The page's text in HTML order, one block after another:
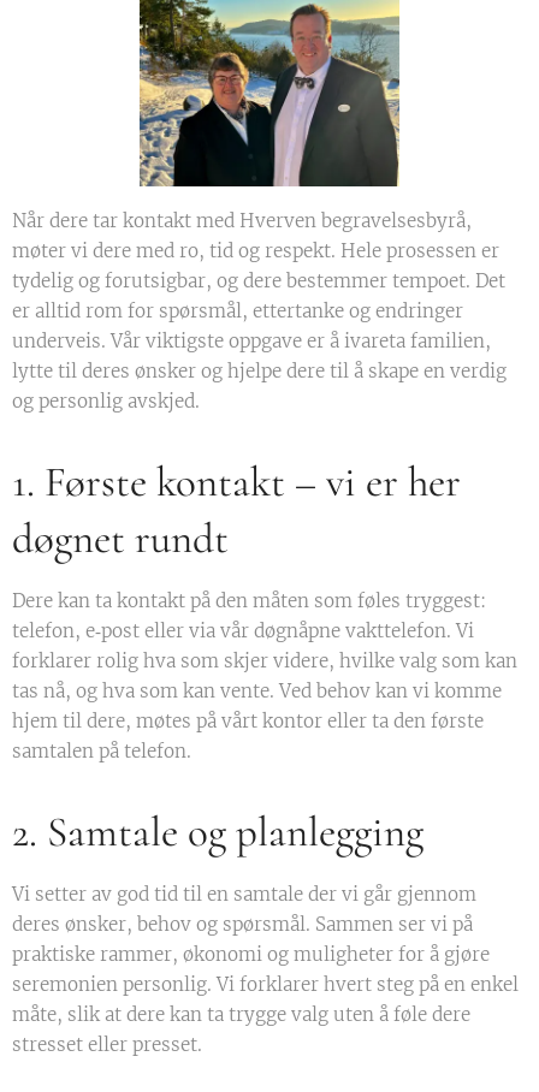
Når dere tar kontakt med Hverven begravelsesbyrå,
møter vi dere med ro, tid og respekt. Hele prosessen er
tydelig og forutsigbar, og dere bestemmer tempoet. Det
er alltid rom for spørsmål, ettertanke og endringer
underveis. Vår viktigste oppgave er å ivareta familien,
lytte til deres ønsker og hjelpe dere til å skape en verdig
og personlig avskjed.
1. Første kontakt – vi er her
døgnet rundt
Dere kan ta kontakt på den måten som føles tryggest:
telefon, e‑post eller via vår døgnåpne vakttelefon. Vi
forklarer rolig hva som skjer videre, hvilke valg som kan
tas nå, og hva som kan vente. Ved behov kan vi komme
hjem til dere, møtes på vårt kontor eller ta den første
samtalen på telefon.
2. Samtale og planlegging
Vi setter av god tid til en samtale der vi går gjennom
deres ønsker, behov og spørsmål. Sammen ser vi på
praktiske rammer, økonomi og muligheter for å gjøre
seremonien personlig. Vi forklarer hvert steg på en enkel
måte, slik at dere kan ta trygge valg uten å føle dere
stresset eller presset.